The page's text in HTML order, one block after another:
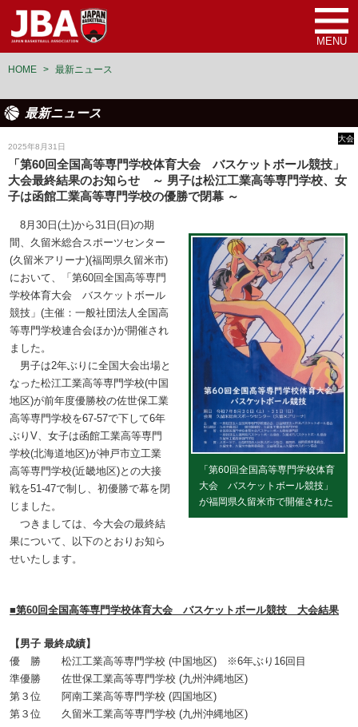
MENU
HOME > 最新ニュース
最新ニュース
2025年8月31日
大会
「第60回全国高等専門学校体育大会 バスケットボール競技」
大会最終結果のお知らせ ～ 男子は松江工業高等専門学校、女
子は函館工業高等専門学校の優勝で閉幕 ～
「第60回全国高等専門学校体育
大会 バスケットボール競技」
が福岡県久留米市で開催された
8月30日(土)から31日(日)の期
間、久留米総合スポーツセンター
(久留米アリーナ)(福岡県久留米市)
において、「第60回全国高等専門
学校体育大会 バスケットボール
競技」(主催：一般社団法人全国高
等専門学校連合会ほか)が開催され
ました。
男子は2年ぶりに全国大会出場と
なった松江工業高等専門学校(中国
地区)が前年度優勝校の佐世保工業
高等専門学校を67-57で下して6年
ぶりV、女子は函館工業高等専門
学校(北海道地区)が神戸市立工業
高等専門学校(近畿地区)との大接
戦を51-47で制し、初優勝で幕を閉
じました。
つきましては、今大会の最終結
果について、以下のとおりお知ら
せいたします。
■第60回全国高等専門学校体育大会 バスケットボール競技 大会結果
【男子 最終成績】
優 勝 松江工業高等専門学校 (中国地区) ※6年ぶり16回目
準優勝 佐世保工業高等専門学校 (九州沖縄地区)
第３位 阿南工業高等専門学校 (四国地区)
第３位 久留米工業高等専門学校 (九州沖縄地区)